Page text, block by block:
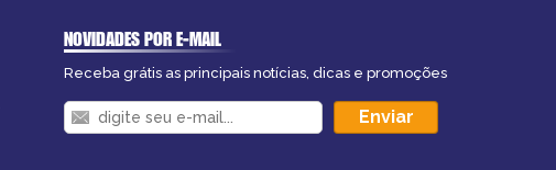
NOVIDADES POR E-MAIL
Receba grátis as principais notícias, dicas e promoções